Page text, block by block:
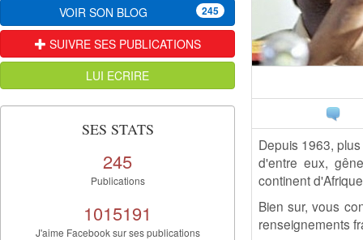
Depuis 1963,
d'entre eux,
continent
Bien sur, vous
renseignements
VOIR SON BLOG 245
SUIVRE SES PUBLICATIONS
LUI ECRIRE
SES STATS
245
Publications
1015191
J'aime Facebook sur ses publications